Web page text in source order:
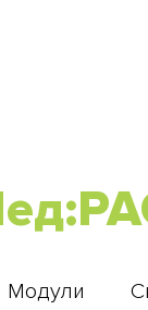
Модули